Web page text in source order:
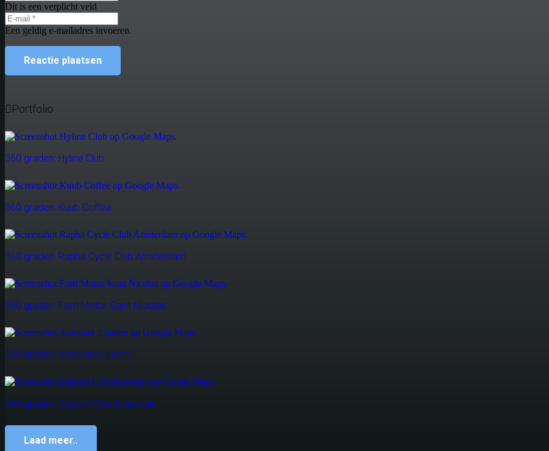
Dit is een verplicht veld
Een geldig e-mailadres invoeren.
Reactie plaatsen
Portfolio
360 graden: Hyline Club
360 graden: Kuub Coffee
360 graden: Rapha Cycle Club Amsterdam
360 graden: Ford Motor Saint Nicolas
360 graden: Autopark Lijnden
360 graden: Stalport Contemporain
Laad meer..